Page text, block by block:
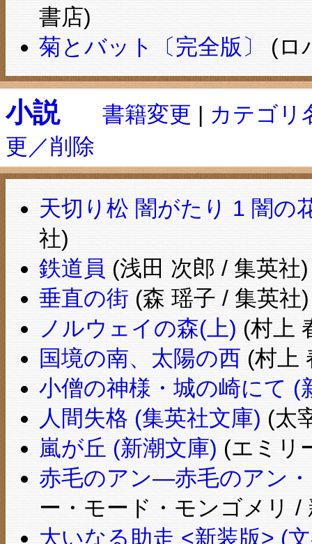
書店)
菊とバット〔完全版〕
(ロ
小説 書籍変更 | カテゴリ
更／削除
天切り松 闇がたり 1 闇の
社)
鉄道員 (浅田 次郎 / 集英社)
垂直の街 (森 瑶子 / 集英社)
ノルウェイの森(上) (村上
国境の南、太陽の西 (村上
小僧の神様・城の崎にて (
人間失格 (集英社文庫) (太
嵐が丘 (新潮文庫) (エミリ
赤毛のアン―赤毛のアン
ー・モード・モンゴメリ /
大いなる助走 <新装版> (